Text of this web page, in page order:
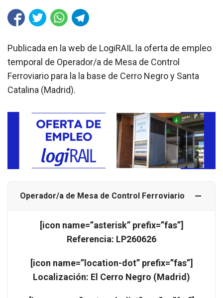
Publicada en la web de LogiRAIL la oferta de empleo
temporal de Operador/a de Mesa de Control
Ferroviario para la la base de Cerro Negro y Santa
Catalina (Madrid).
Operador/a de Mesa de Control Ferroviario
[icon name=”asterisk” prefix=”fas”]
Referencia: LP260626
[icon name=”location-dot” prefix=”fas”]
Localización: El Cerro Negro (Madrid)